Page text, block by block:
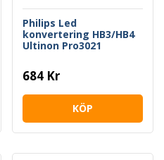
Philips Led
konvertering HB3/HB4
Ultinon Pro3021
684 Kr
KÖP